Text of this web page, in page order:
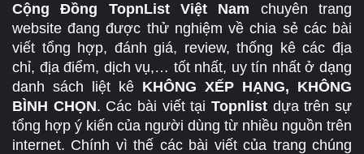
Cộng Đồng TopnList Việt Nam chuyên trang
website đang được thử nghiệm về chia sẻ các bài
viết tổng hợp, đánh giá, review, thống kê các địa
chỉ, địa điểm, dịch vụ,… tốt nhất, uy tín nhất ở dạng
danh sách liệt kê KHÔNG XẾP HẠNG, KHÔNG
BÌNH CHỌN. Các bài viết tạiTopnlist dựa trên sự
tổng hợp ý kiến của người dùng từ nhiều nguồn trên
internet. Chính vì thế các bài viết của trang chúng